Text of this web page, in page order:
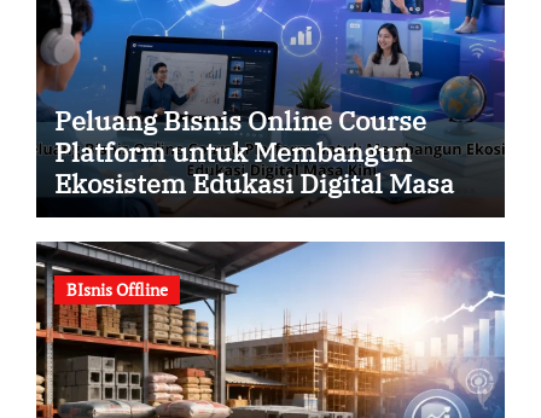
Peluang Bisnis Online Course
Platform untuk Membangun
Ekosistem Edukasi Digital Masa
Kini
BIsnis Offline